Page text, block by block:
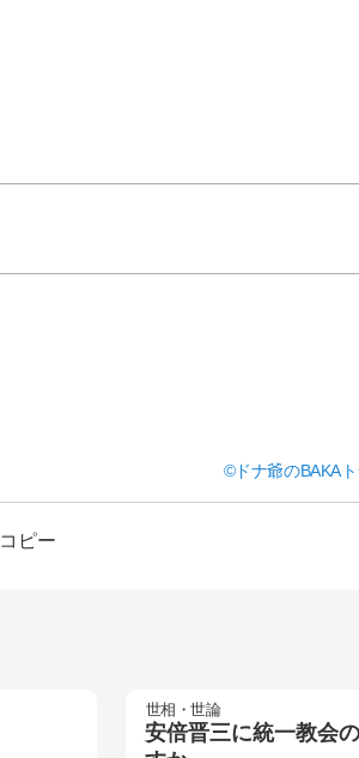
ドナ爺のBAKA
ピー
世相・世論
安倍晋三に統一教会